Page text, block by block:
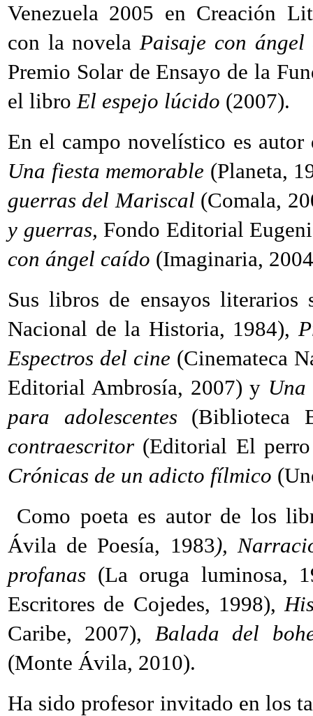
Venezuela 2005 en Creación
con la novelaPaisaje con ángel
Premio Solar de Ensayo de la
el libroEl espejo lúcido (2007).
En el campo novelístico es
Una fiesta memorable (Planeta,
guerras del Mariscal (Comala,
y guerras, Fondo Editorial
con ángel caído (Imaginaria,
Sus libros de ensayos
Nacional de la Historia, 1984),
Espectros del cine (Cinemateca
Editorial Ambrosía, 2007) y
para adolescentes (Biblioteca
contraescritor (Editorial El
Crónicas de un adicto fílmico
Como poeta es autor de los
Ávila de Poesía, 1983),
profanas (La oruga luminosa,
Escritores de Cojedes, 1998),
Caribe, 2007), Balada del
(Monte Ávila, 2010).
Ha sido profesor invitado en los